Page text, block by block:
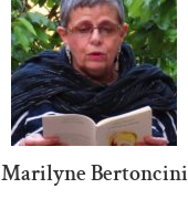
Marilyne Bertoncini